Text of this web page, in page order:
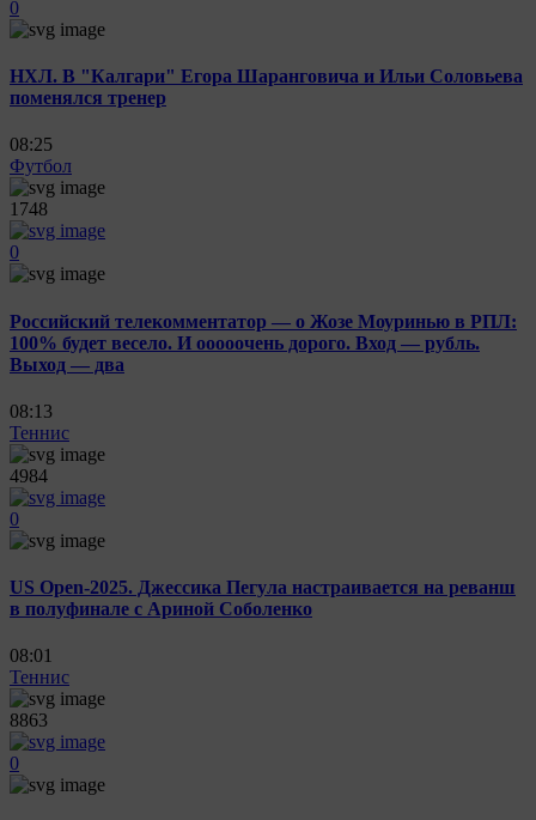
0
НХЛ. В "Калгари" Егора Шаранговича и Ильи Соловьева
поменялся тренер
08:25
Футбол
1748
0
Российский телекомментатор — о Жозе Моуринью в РПЛ:
100% будет весело. И ооооочень дорого. Вход — рубль.
Выход — два
08:13
Теннис
4984
0
US Open-2025. Джессика Пегула настраивается на реванш
в полуфинале с Ариной Соболенко
08:01
Теннис
8863
0